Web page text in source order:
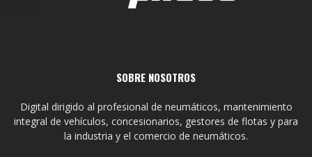
SOBRE NOSOTROS
Digital dirigido al profesional de neumáticos, mantenimiento
integral de vehículos, concesionarios, gestores de flotas y para
la industria y el comercio de neumáticos.